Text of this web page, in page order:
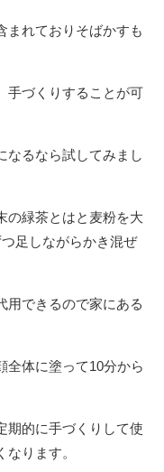
まれておりそばかすも
手づくりすることが可
なるなら試してみまし
の緑茶とはと麦粉を大
足しながらかき混ぜ
用できるので家にある
全体に塗って10分から
期的に手づくりして使
ります。